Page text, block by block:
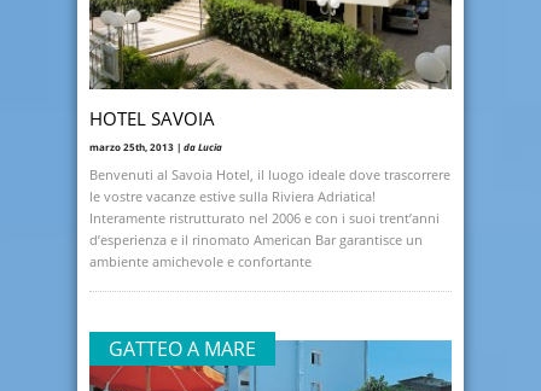
HOTEL SAVOIA
marzo 25th, 2013 | da Lucia
Benvenuti al Savoia Hotel, il luogo ideale dove trascorrere
le vostre vacanze estive sulla Riviera Adriatica!
Interamente ristrutturato nel 2006 e con i suoi trent’anni
d’esperienza e il rinomato American Bar garantisce un
ambiente amichevole e confortante
GATTEO A MARE